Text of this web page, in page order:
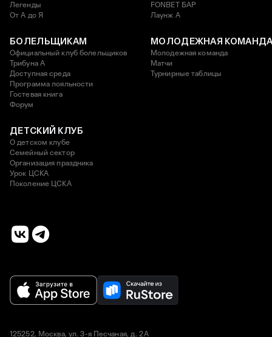
Легенды
От А до Я
FONBET БАР
Лаунж A
БОЛЕЛЬЩИКАМ
Официальный клуб болельщиков
Трибуна А
Доступная среда
Программа лояльности
Гостевая книга
Форум
МОЛОДЕЖНАЯ
Молодежная команда
Матчи
Турнирные таблицы
ДЕТСКИЙ КЛУБ
О детском клубе
Семейный сектор
Организация праздника
Урок ЦСКА
Поколение ЦСКА
125252, Москва, ул. 3-я Песчаная, д. 2А